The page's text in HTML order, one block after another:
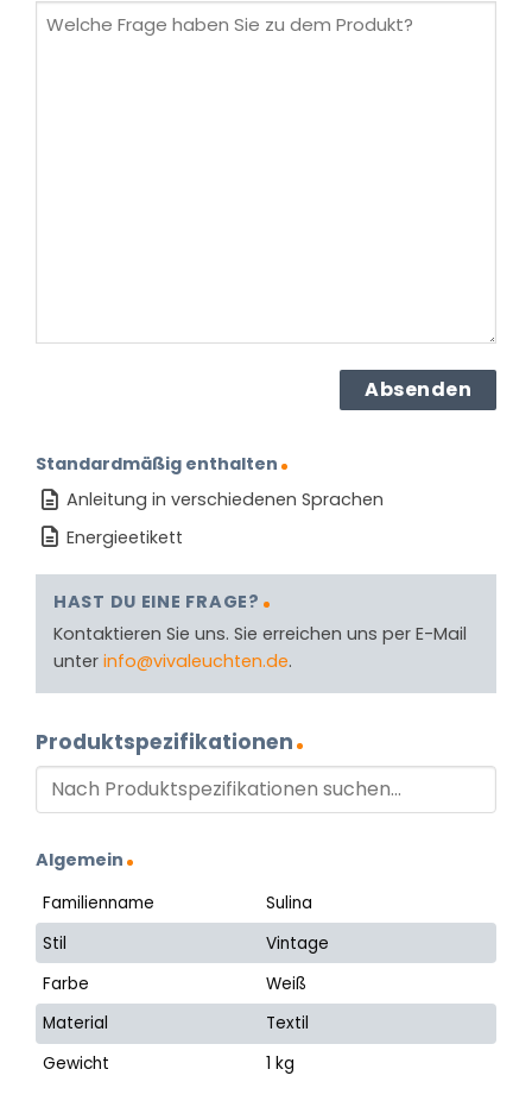
Welche
Standardmäßig enthalten
Anleitung in verschiedenen Sprachen
Energieetikett
HAST DU EINE FRAGE?
Kontaktieren Sie uns. Sie erreichen uns per E-Mail
unter info@vivaleuchten.de.
Produktspezifikationen
Algemein
Familienname
Sulina
Stil
Vintage
Farbe
Weiß
Material
Textil
Gewicht
1 kg